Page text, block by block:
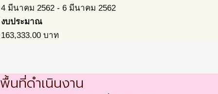
4 มีนาคม 2562 - 6 มีนาคม 2562
งบประมาณ
163,333.00 บาท
พื้นที่ดำเนินงาน